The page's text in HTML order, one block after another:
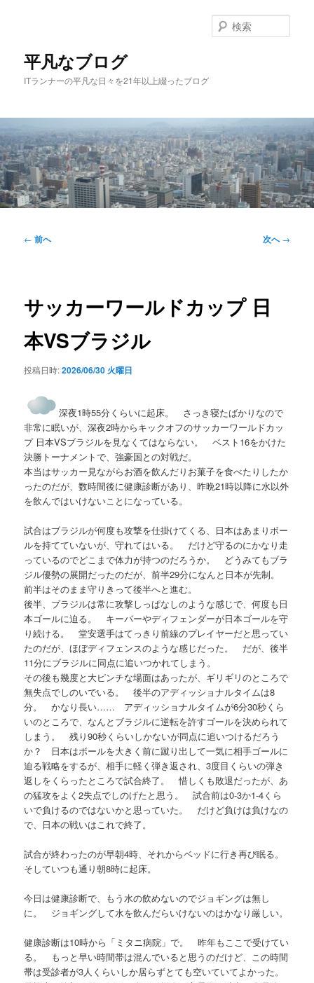
移
動
平凡なブログ
ITランナーの平凡な日々を21年以上綴ったブログ
索
投
ゲ
ー
ョ
ン
← 前へ 次へ→
サッカーワールドカップ 日
本VSブラジル
投稿日時:2026/06/30 火曜日
深夜1時55分くらいに起床。 さっき寝たばかりなので
非常に眠いが、深夜2時からキックオフのサッカーワールドカッ
プ 日本VSブラジルを見なくてはならない。 ベスト16をかけた
決勝トーナメントで、強豪国との対戦だ。
本当はサッカー見ながらお酒を飲んだりお菓子を食べたりしたか
ったのだが、数時間後に健康診断があり、昨晩21時以降に水以外
を飲んではいけないことになっている。
試合はブラジルが何度も攻撃を仕掛けてくる、日本はあまりボー
ルを持てていないが、守れてはいる。 だけど守るのにかなり走
っているのでどこまで体力が持つのだろうか。 どうみてもブラ
ジル優勢の展開だったのだが、前半29分になんと日本が先制。
前半はそのまま守りきって後半へと進む。
後半、ブラジルは常に攻撃しっぱなしのような感じで、何度も日
本ゴールに迫る。 キーパーやディフェンダーが日本ゴールを守
り続ける。 堂安選手はてっきり前線のプレイヤーだと思ってい
たのだが、ほぼディフェンスのような感じだった。 だが、後半
11分にブラジルに同点に追いつかれてしまう。
その後も幾度と大ピンチな場面はあったが、ギリギリのところで
無失点でしのいでいる。 後半のアディッショナルタイムは8
分。 かなり長い…… アディッショナルタイムが6分30秒くら
いのところで、なんとブラジルに逆転を許すゴールを決められて
しまう。 残り90秒くらいしかないが同点に追いつけるだろう
か？ 日本はボールを大きく前に蹴り出して一気に相手ゴールに
迫る戦略をするが、相手に軽く弾き返され、3度目くらいの弾き
返しをくらったところで試合終了。 惜しくも敗退だったが、あ
の猛攻をよく2失点でしのげたと思う。 試合前は0-3か1-4くら
いで負けるのではないかと思っていた。 だけど負けは負けなの
で、日本の戦いはこれで終了。
試合が終わったのが早朝4時、それからベッドに行き再び眠る。
そしていつも通り朝8時に起床。
今日は健康診断で、もう水の飲めないのでジョギングは無し
に。 ジョギングして水を飲んだらいけないのはかなり厳しい。
健康診断は10時から「ミタニ病院」で。 昨年もここで受けてい
る。 もっと早い時間帯は混んでいると思うのだけど、この時間
帯は受診者が3人くらいしか居らずとても空いていてよかった。